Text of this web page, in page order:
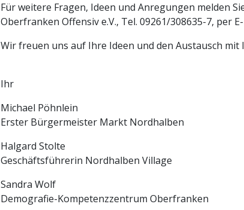
Für weitere Fragen, Ideen und Anregungen melden
Oberfranken Offensiv e.V., Tel. 09261/308635-7, per
Wir freuen uns auf Ihre Ideen und den Austausch mit
Ihr
Michael Pöhnlein
Erster Bürgermeister Markt Nordhalben
Halgard Stolte
Geschäftsführerin Nordhalben Village
Sandra Wolf
Demografie-Kompetenzzentrum Oberfranken